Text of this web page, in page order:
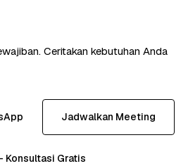
Ceritakan kebutuhan Anda
Jadwalkan Meeting
Konsultasi Gratis